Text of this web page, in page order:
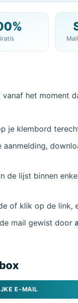
Kopiëren
mail
het moment
je klembord
aanmelding,
de lijst binnen
of klik op de link,
mail gewist door
E-MAIL